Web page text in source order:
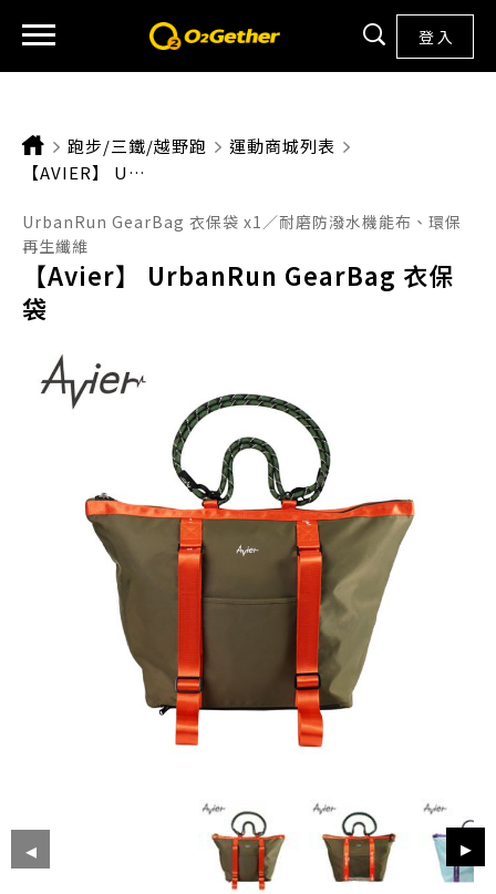
登 入
跑步/三鐵/越野跑
運動商城列表
CURRENT:
【AVIER】 URBANRUN GEARBAG 衣保袋
UrbanRun GearBag 衣保袋 x1／耐磨防潑水機能布、環保
再生纖維
【Avier】 UrbanRun GearBag 衣保
袋